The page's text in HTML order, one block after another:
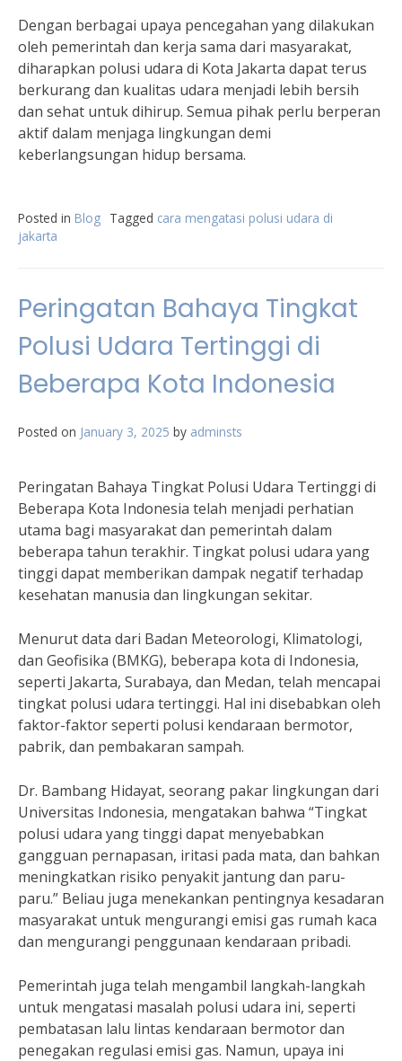
Dengan berbagai upaya pencegahan yang dilakukan
oleh pemerintah dan kerja sama dari masyarakat,
diharapkan polusi udara di Kota Jakarta dapat terus
berkurang dan kualitas udara menjadi lebih bersih
dan sehat untuk dihirup. Semua pihak perlu berperan
aktif dalam menjaga lingkungan demi
keberlangsungan hidup bersama.
Posted in Blog Tagged cara mengatasi polusi udara di
jakarta
Peringatan Bahaya Tingkat
Polusi Udara Tertinggi di
Beberapa Kota Indonesia
Posted on January 3, 2025 by adminsts
Peringatan Bahaya Tingkat Polusi Udara Tertinggi di
Beberapa Kota Indonesia telah menjadi perhatian
utama bagi masyarakat dan pemerintah dalam
beberapa tahun terakhir. Tingkat polusi udara yang
tinggi dapat memberikan dampak negatif terhadap
kesehatan manusia dan lingkungan sekitar.
Menurut data dari Badan Meteorologi, Klimatologi,
dan Geofisika (BMKG), beberapa kota di Indonesia,
seperti Jakarta, Surabaya, dan Medan, telah mencapai
tingkat polusi udara tertinggi. Hal ini disebabkan oleh
faktor-faktor seperti polusi kendaraan bermotor,
pabrik, dan pembakaran sampah.
Dr. Bambang Hidayat, seorang pakar lingkungan dari
Universitas Indonesia, mengatakan bahwa “Tingkat
polusi udara yang tinggi dapat menyebabkan
gangguan pernapasan, iritasi pada mata, dan bahkan
meningkatkan risiko penyakit jantung dan paru-
paru.” Beliau juga menekankan pentingnya kesadaran
masyarakat untuk mengurangi emisi gas rumah kaca
dan mengurangi penggunaan kendaraan pribadi.
Pemerintah juga telah mengambil langkah-langkah
untuk mengatasi masalah polusi udara ini, seperti
pembatasan lalu lintas kendaraan bermotor dan
penegakan regulasi emisi gas. Namun, upaya ini